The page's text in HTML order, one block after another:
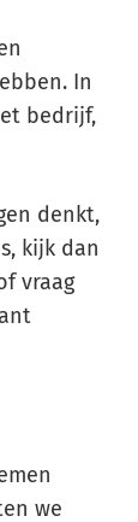
In
bedrijf,
denkt,
kijk dan
vraag
we